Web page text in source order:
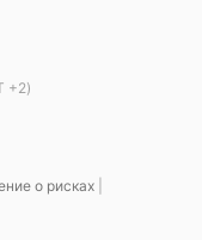
+2)
о рисках